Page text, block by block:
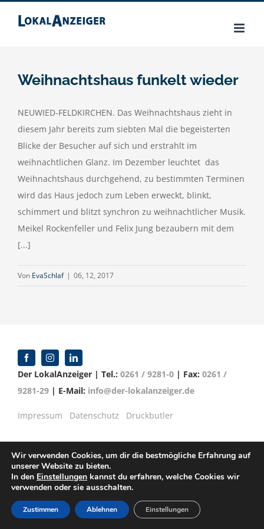
Inhalt
Weihnachtshaus funkelt wieder
NEUWIED-FELDKIRCHEN. Das Weihnachtshaus zieht in
diesem Jahr bereits zum siebten Mal die begeisterten
Blicke der Besucher auf sich und erstrahlt im
weihnachtlichen Glanz. Im Dezember leuchtet das
Weihnachtshaus durchgehend, zu bestimmten Terminen
wird das Haus jedoch zum Leben erweckt, blinkt,
schimmert und blitzt synchron zu weihnachtlicher Musik.
Meikel Rockenfeller und Felix Jung bezaubern mit dem
[...]
Von EvaSchlaf | 06, 12, 2017
Der LokalAnzeiger | Tel.: 0261 / 9281-0 | Fax: 0261 /
9281-29 | E-Mail: info@der-lokalanzeiger.de
Impressum Datenschutz Druckbutler
© Copyright 2016 -2026 | Verlag für Anzeigenblätter
GmbH | Mittelrheinstr. 2-4 | 56072 Koblenz
Wir verwenden Cookies, um dir die bestmögliche Erfahrung auf
unserer Website zu bieten.
In den Einstellungen kannst du erfahren, welche Cookies wir
verwenden oder sie ausschalten.
Zustimmen Ablehnen Einstellungen